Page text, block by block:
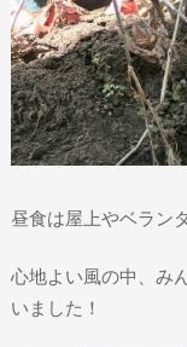
昼食は屋上やベラン
心地よい風の中、み
いました！